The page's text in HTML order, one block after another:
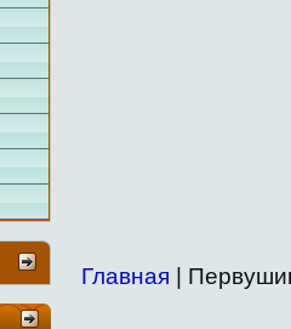
Главная |